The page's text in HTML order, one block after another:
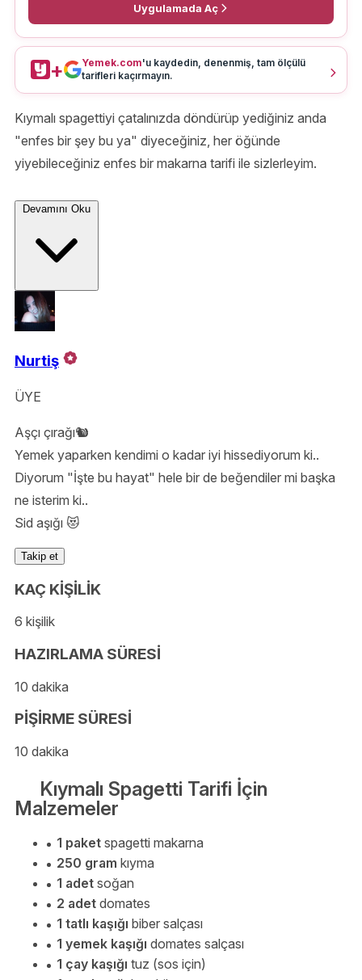
Uygulamada Aç
+ Yemek.com'u kaydedin, denenmiş, tam ölçülü
tarifleri kaçırmayın.
Kıymalı spagettiyi çatalınızda döndürüp yediğiniz anda
"enfes bir şey bu ya" diyeceğiniz, her öğünde
yiyebileceğiniz enfes bir makarna tarifi ile sizlerleyim.
Devamını Oku
Nurtiş
ÜYE
Aşçı çırağı🐿️
Yemek yaparken kendimi o kadar iyi hissediyorum ki..
Diyorum "İşte bu hayat" hele bir de beğendiler mi başka
ne isterim ki..
Sid aşığı 😻
Takip et
KAÇ KİŞİLİK
6 kişilik
HAZIRLAMA SÜRESİ
10 dakika
PİŞİRME SÜRESİ
10 dakika
Kıymalı Spagetti Tarifi İçin
Malzemeler
1 paket spagetti makarna
250 gram kıyma
1 adet soğan
2 adet domates
1 tatlı kaşığı biber salçası
1 yemek kaşığı domates salçası
1 çay kaşığı tuz (sos için)